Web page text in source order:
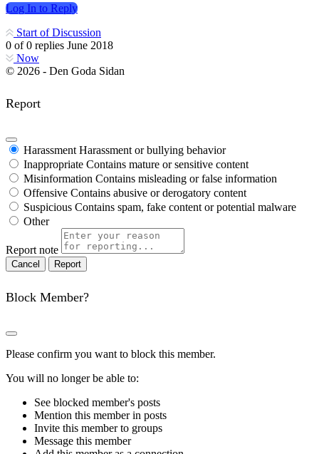
Log In to Reply
Start of Discussion
0 of0 replies June 2018
Now
© 2026 - Den Goda Sidan
Report
Harassment Harassment or bullying behavior
Inappropriate Contains mature or sensitive content
Misinformation Contains misleading or false information
Offensive Contains abusive or derogatory content
Suspicious Contains spam, fake content or potential malware
Other
Report note
Report
Block Member?
Please confirm you want to block this member.
You will no longer be able to:
See blocked member's posts
Mention this member in posts
Invite this member to groups
Message this member